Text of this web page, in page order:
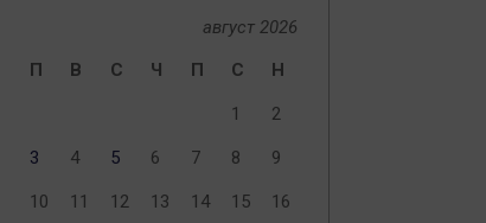
август 2026
П
В С Ч П С Н
1 2
3 4 5 6 7 8 9
10 11 12 13 14 15 16